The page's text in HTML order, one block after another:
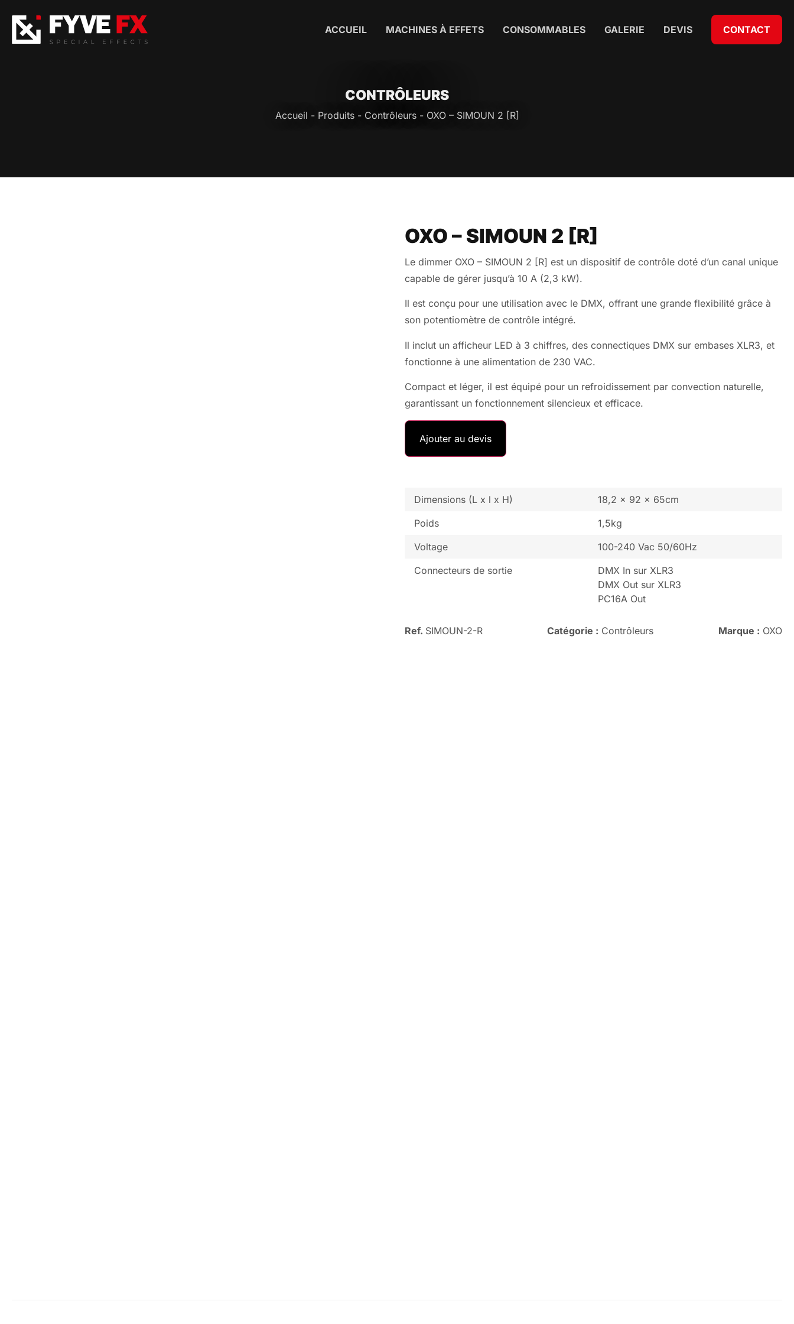
ACCUEIL MACHINES À EFFETS CONSOMMABLES GALERIE DEVIS CONTACT
CONTRÔLEURS
Accueil - Produits- Contrôleurs- OXO – SIMOUN 2 [R]
OXO – SIMOUN 2 [R]
Le dimmer OXO – SIMOUN 2 [R] est un dispositif de contrôle doté d’un canal unique
capable de gérer jusqu’à 10 A (2,3 kW).
Il est conçu pour une utilisation avec le DMX, offrant une grande flexibilité grâce à
son potentiomètre de contrôle intégré.
Il inclut un afficheur LED à 3 chiffres, des connectiques DMX sur embases XLR3, et
fonctionne à une alimentation de 230 VAC.
Compact et léger, il est équipé pour un refroidissement par convection naturelle,
garantissant un fonctionnement silencieux et efficace.
Ajouter au devis
Dimensions (L x l x H)
18,2 x 92 x 65cm
Poids
1,5kg
Voltage
100-240 Vac 50/60Hz
Connecteurs de sortie
DMX In sur XLR3
DMX Out sur XLR3
PC16A Out
Ref. SIMOUN-2-R Catégorie : Contrôleurs Marque : OXO